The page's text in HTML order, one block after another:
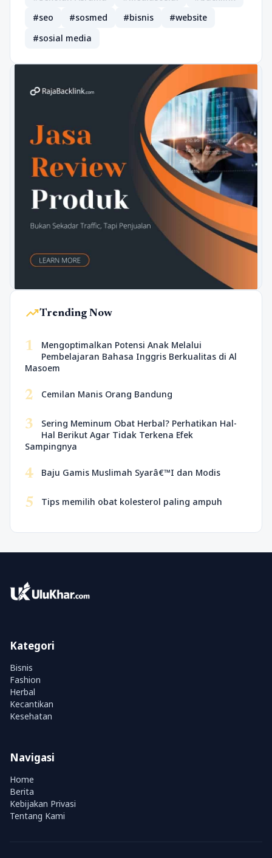
#seo
#sosmed #bisnis
#website
#sosial media
trending_upTrending Now
1
Mengoptimalkan Potensi Anak Melalui
Pembelajaran Bahasa Inggris Berkualitas di Al
Masoem
2 Cemilan Manis Orang Bandung
3
Sering Meminum Obat Herbal? Perhatikan Hal-
Hal Berikut Agar Tidak Terkena Efek
Sampingnya
4 Baju Gamis Muslimah Syarâ€™I dan Modis
5 Tips memilih obat kolesterol paling ampuh
Kategori
Bisnis
Fashion
Herbal
Kecantikan
Kesehatan
Navigasi
Home
Berita
Kebijakan Privasi
Tentang Kami